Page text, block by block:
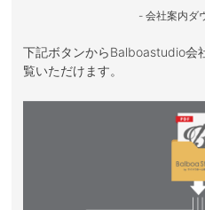
- 会社案内ダ
下記ボタンからBalboastudio会
覧いただけます。